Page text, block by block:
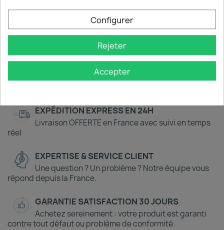
(2 avis)
Affichage 1-7 de 7 article(s)
Retour en haut
EXPÉDITION EXPRESS EN 24H
Livraison OFFERTE en France avec suivi en temps
réel
EXPERTISE & SERVICE CLIENT
Une question ? Un problème ? Notre équipe vous
répond depuis la France.
GARANTIE SATISFACTION 30 JOURS
Achetez sereinement : votre produit est garanti
contre tout défaut ou problème de conformité.
Configurer
Rejeter
Accepter